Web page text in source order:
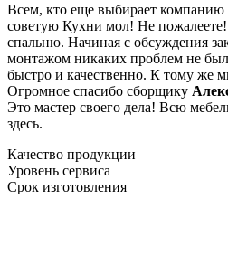
Всем, кто еще выбирает компанию
советую Кухни мол! Не
спальню. Начиная с обсуждения
монтажом никаких проблем не
быстро и качественно. К тому же
Огромное спасибо сборщику
Это мастер своего дела! Всю
здесь.
Качество продукции
Уровень сервиса
Срок изготовления